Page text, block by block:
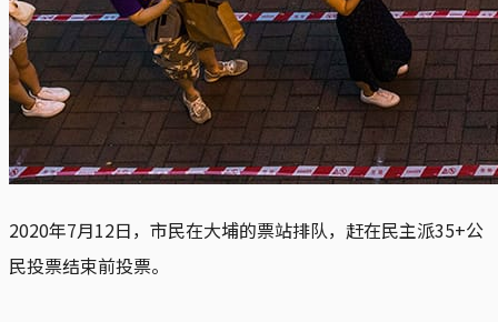
2020年7月12日，市民在大埔的票站排队，赶在民主派35+公
民投票结束前投票。